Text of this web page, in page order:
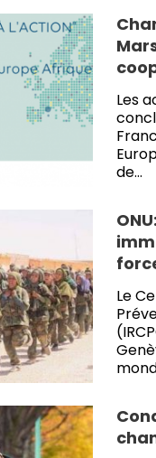
Les
de…
Le